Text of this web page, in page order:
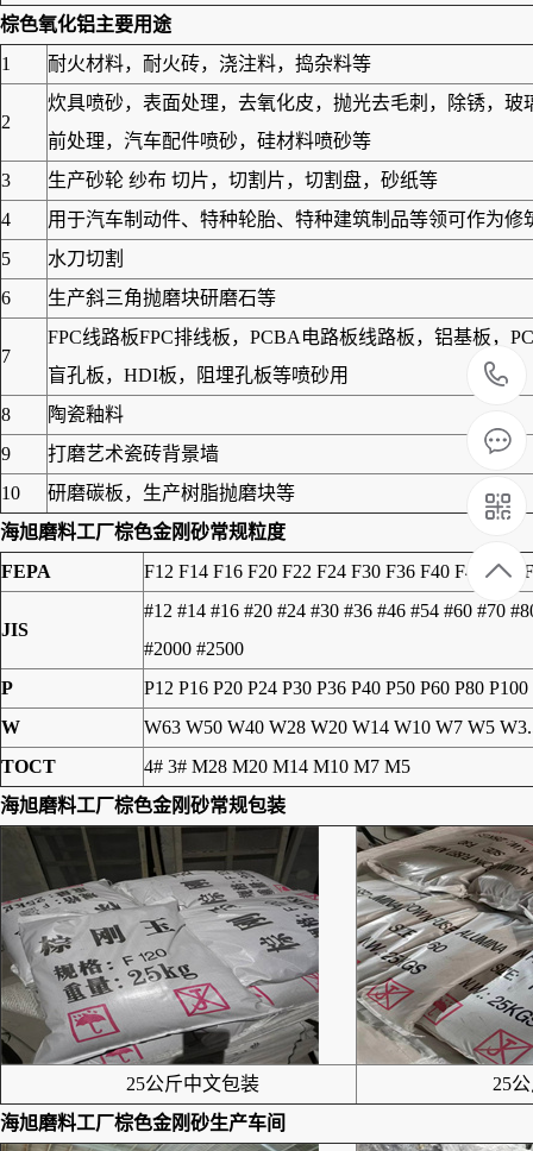
棕色氧化铝主要用途
1
耐火材料，耐火砖，浇注料，捣杂料等
2
炊具喷砂，表面处理，去氧化皮，抛光去毛刺，除锈，
前处理，汽车配件喷砂，硅材料喷砂等
3
生产砂轮 纱布 切片，切割片，切割盘，砂纸等
4
用于汽车制动件、特种轮胎、特种建筑制品等领可作为
5
水刀切割
6
生产斜三角抛磨块研磨石等
7
FPC线路板FPC排线板，PCBA电路板线路板，铝基板，
盲孔板，HDI板，阻埋孔板等喷砂用
8
陶瓷釉料
9
打磨艺术瓷砖背景墙
10
研磨碳板，生产树脂抛磨块等
海旭磨料工厂棕色金刚砂常规粒度
FEPA
F12 F14 F16 F20 F22 F24 F30 F36 F40 F46 F54
JIS
#12 #14 #16 #20 #24 #30 #36 #46 #54 #60 #70
#2000 #2500
P
P12 P16 P20 P24 P30 P36 P40 P50 P60 P80
W
W63 W50 W40 W28 W20 W14 W10 W7 W5
TOCT
4# 3# M28 M20 M14 M10 M7 M5
海旭磨料工厂棕色金刚砂常规包装
25公斤中文包装
25公
海旭磨料工厂棕色金刚砂生产车间